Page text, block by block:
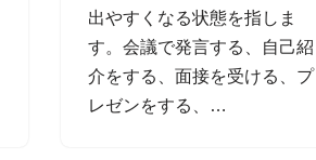
出やすくなる状態を指しま
す。会議で発言する、自己紹
介をする、面接を受ける、プ
レゼンをする、…